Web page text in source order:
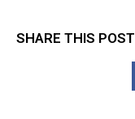
SHARE THIS POST